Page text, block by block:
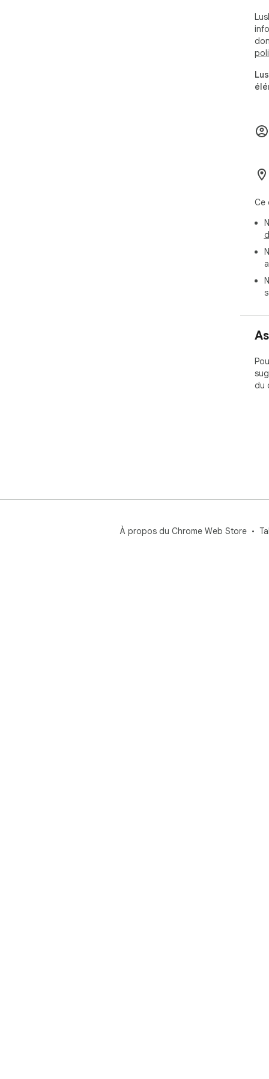
💘
I
Ce
du
À propos du Chrome Web Store